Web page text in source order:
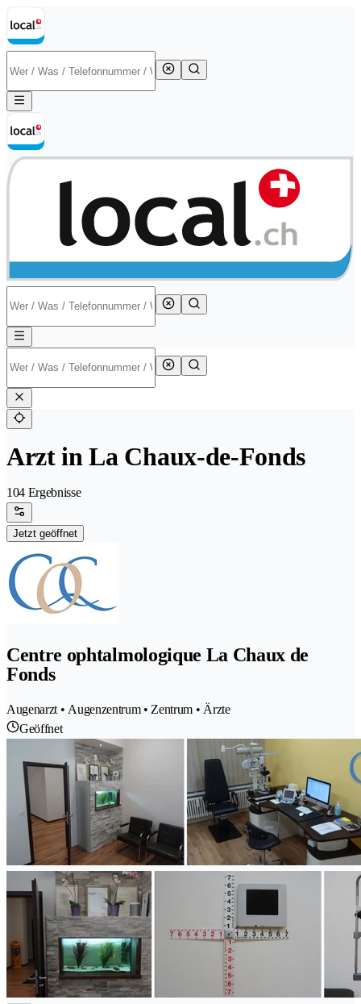
Arzt in La Chaux-de-Fonds
104 Ergebnisse
Jetzt geöffnet
Centre ophtalmologique La Chaux de
Fonds
Augenarzt • Augenzentrum • Zentrum • Ärzte
Geöffnet